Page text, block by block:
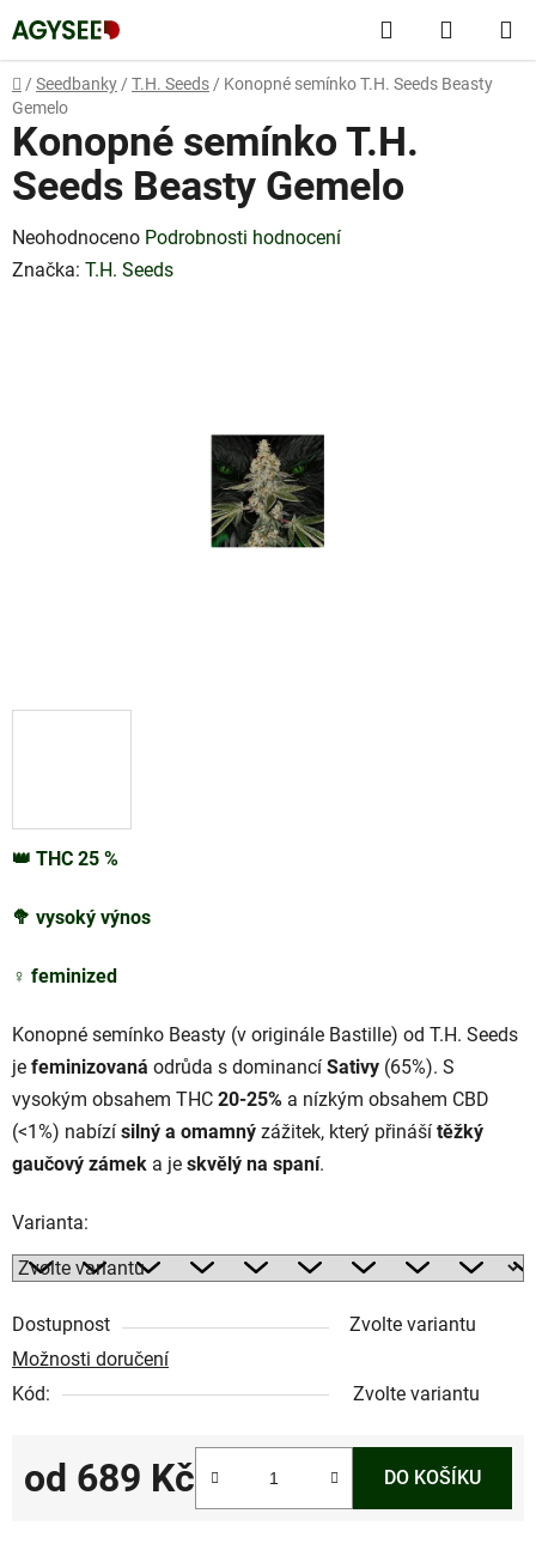
na
obsah
Hledat
KOŠÍK
Domů
/ Seedbanky / T.H. Seeds / Konopné semínko T.H. Seeds Beasty
Gemelo
👑 THC 25 %
🥦 vysoký výnos
♀️ feminized
Konopné semínko Beasty (v originále Bastille) od T.H. Seeds
je feminizovaná odrůda s dominancí Sativy (65%). S
vysokým obsahem THC 20-25% a nízkým obsahem CBD
(<1%) nabízí silný a omamný zážitek, který přináší těžký
gaučový zámek a je skvělý na spaní.
Varianta:
Dostupnost
Zvolte variantu
Možnosti doručení
Kód:
Zvolte variantu
od 689 Kč DO KOŠÍKU
Konopné semínko T.H.
Seeds Beasty Gemelo
Průměrné
hodnocení
Neohodnoceno Podrobnosti hodnocení
Značka: T.H. Seeds